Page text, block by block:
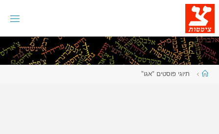
דלגו
לתוכן
עמודתיוגי פוסטים "אגו"